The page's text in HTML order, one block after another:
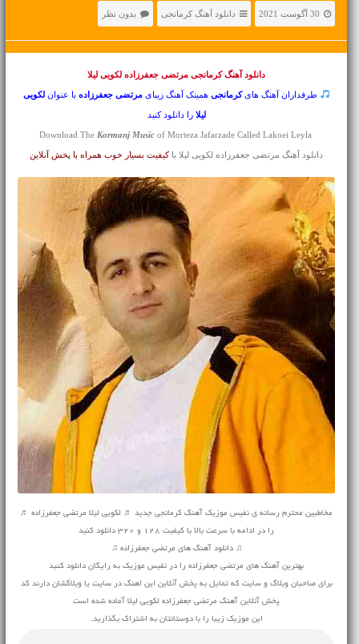
30 آگوست 2021 دانلود آهنگ کرمانجی بدون نظر
دانلود آهنگ کرمانجیمرتضی جعفرزاده لکویی لیلا
طرفداران آهنگ هایکرمانجی همینک آهنگ زیبایمرتضی جعفرزاده با عنوانلکویی
لیلا را دانلود کنید
Kormanj Musicof Morteza Jafarzade Called Lakoei Leyla
دانلود آهنگ مرتضی جعفرزاده لکویی لیلا باکیفیت بسیار خوب همراه با پخش آنلاین
مخاطبین محترم رسانه ی نفیس موزیک آهنگ کرمانجی جدید ♬ لکویی لیلا مرتضی جعفرزاده ♬
را در ادامه با سرعت بالا با کیفیت 128 و 320 دانلود کنید
♫ دانلود آهنگ های مرتضی جعفرزاده ♫
بهترین آهنگ های مرتضی جعفرزاده را در نفیس موزیک به رایگان دانلود کنید
برای صاحبان وبلاگ و سایت که تمایل به پخش آنلاین این اهنگ در سایت یا وبلاگشان دارند کد
پخش آنلاین آهنگ مرتضی جعفرزاده لکویی لیلا آماده شده است
این موزیک زیبا را با دوستانتان به اشتراک بگذارید.